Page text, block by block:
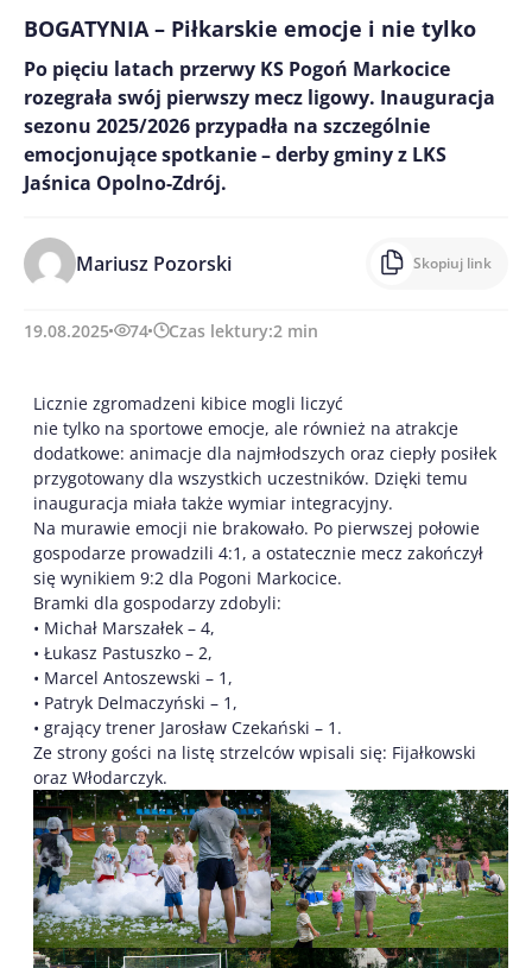
BOGATYNIA – Piłkarskie emocje i nie tylko
Po pięciu latach przerwy KS Pogoń Markocice
rozegrała swój pierwszy mecz ligowy. Inauguracja
sezonu 2025/2026 przypadła na szczególnie
emocjonujące spotkanie – derby gminy z LKS
Jaśnica Opolno-Zdrój.
Mariusz Pozorski Skopiuj link
19.08.2025 74 Czas lektury:2 min
Licznie zgromadzeni kibice mogli liczyć
nie tylko na sportowe emocje, ale również na atrakcje
dodatkowe: animacje dla najmłodszych oraz ciepły posiłek
przygotowany dla wszystkich uczestników. Dzięki temu
inauguracja miała także wymiar integracyjny.
Na murawie emocji nie brakowało. Po pierwszej połowie
gospodarze prowadzili 4:1, a ostatecznie mecz zakończył
się wynikiem 9:2 dla Pogoni Markocice.
Bramki dla gospodarzy zdobyli:
• Michał Marszałek – 4,
• Łukasz Pastuszko – 2,
• Marcel Antoszewski – 1,
• Patryk Delmaczyński – 1,
• grający trener Jarosław Czekański – 1.
Ze strony gości na listę strzelców wpisali się: Fijałkowski
oraz Włodarczyk.